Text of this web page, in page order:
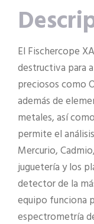
El Fischercope
destructiva para
preciosos como
además de
metales, así
permite el
Mercurio,
juguetería y los
detector de la
equipo funciona
espectrometría